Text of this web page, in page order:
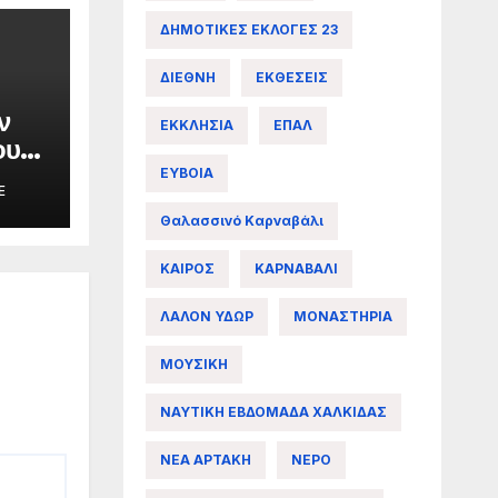
ΔΗΜΟΤΙΚΕΣ ΕΚΛΟΓΕΣ 23
ΔΙΕΘΝΗ ΕΚΘΕΣΕΙΣ
ΕΚΚΛΗΣΙΑ ΕΠΑΛ
ΕΥΒΟΙΑ
Θαλασσινό Καρναβάλι
ΚΑΙΡΟΣ ΚΑΡΝΑΒΑΛΙ
ΛΑΛΟΝ ΥΔΩΡ ΜΟΝΑΣΤΗΡΙΑ
ΜΟΥΣΙΚΗ
ΝΑΥΤΙΚΗ ΕΒΔΟΜΑΔΑ ΧΑΛΚΙΔΑΣ
ΝΕΑ ΑΡΤΑΚΗ ΝΕΡΟ